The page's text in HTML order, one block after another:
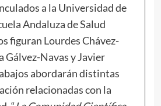
a la Universidad de
Andaluza de Salud
figuran Lourdes Chávez-
Gálvez-Navas y Javier
abordarán distintas
relacionadas con la